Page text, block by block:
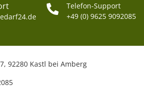
Telefon-Support
+49 (0) 9625 9092085
92280 Kastl bei Amberg